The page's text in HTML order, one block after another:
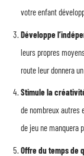
votre enfant
Développe
leurs propres
route leur donnera
Stimule la
de nombreux autres
de jeu ne manquera
Offre du temps de